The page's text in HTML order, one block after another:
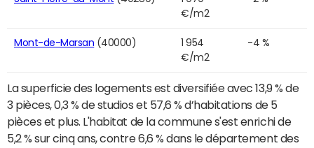
€/m2
Mont-de-Marsan (40000)
1 954
€/m2
-4 %
La superficie des logements est diversifiée avec 13,9 % de
3 pièces, 0,3 % de studios et 57,6 % d’habitations de 5
pièces et plus. L'habitat de la commune s'est enrichi de
5,2 % sur cinq ans, contre 6,6 % dans le département des